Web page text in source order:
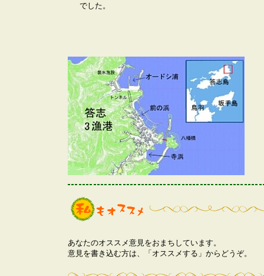
でした。
あなたのオススメ意見をおまちしています。
意見を書き込む方は、「オススメする」からどうぞ。